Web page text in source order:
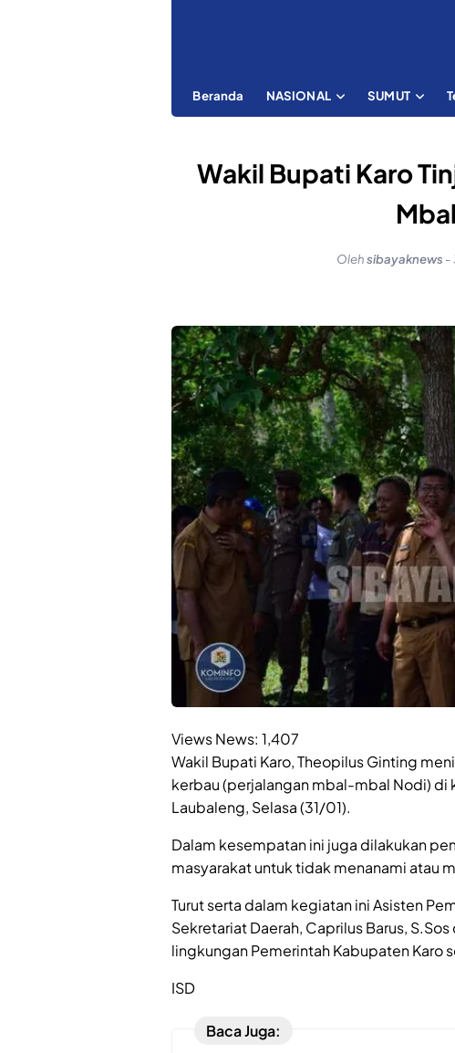
Beranda NASIONAL SUMUT
Wakil Bupati Karo
Olehsibayaknews -
Views News: 1,407
Wakil Bupati Karo, Theopilus Ginting
kerbau (perjalangan mbal-mbal Nodi) di
Laubaleng, Selasa (31/01).
Dalam kesempatan ini juga dilakukan
masyarakat untuk tidak menanami atau
Turut serta dalam kegiatan ini Asisten
Sekretariat Daerah, Caprilus Barus,
lingkungan Pemerintah Kabupaten Karo
ISD
Baca Juga: